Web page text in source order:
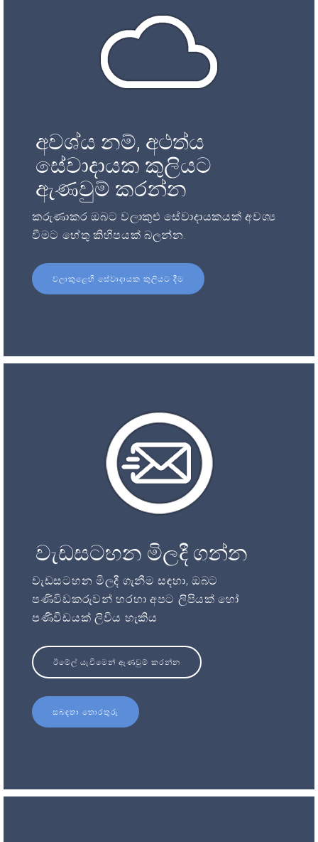
අවශ්ය නම්, අථත්ය
සේවාදායක කුලියට
ඇණවුම් කරන්න
කරුණාකර ඔබට වලාකුළු සේවාදායකයක් අවශ්‍ය
වීමට හේතු කිහිපයක් බලන්න.
වලාකුළෙහි සේවාදායක කුලියට දීම
වැඩසටහන මිලදී ගන්න
වැඩසටහන මිලදී ගැනීම සඳහා, ඔබට
පණිවිඩකරුවන් හරහා අපට ලිපියක් හෝ
පණිවිඩයක් ලිවිය හැකිය
ඊමේල් යැවීමෙන් ඇණවුම් කරන්න
සබඳතා තොරතුරු